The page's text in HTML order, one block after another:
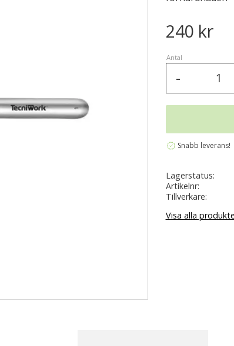
240 kr
Antal
-
verified Snabb leverans!
Lagerstatus
Artikelnr
Tillverkare
Visa alla